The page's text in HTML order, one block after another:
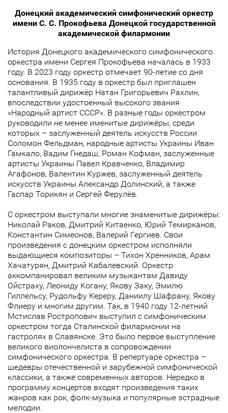
Донецкий академический симфонический оркестр
имени С. С. Прокофьева Донецкой государственной
академической филармонии
История Донецкого академического симфонического
оркестра имени Сергея Прокофьева началась в 1933
году. В 2023 году оркестр отмечает 90-летие со дня
основания. В 1935 году в оркестр был приглашен
талантливый дирижёр Натан Григорьевич Рахлин,
впоследствии удостоенный высокого звания
«Народный артист СССР». В разные годы оркестром
руководили не менее именитые дирижёры, среди
которых – заслуженный деятель искусств России
Соломон Фельдман, народные артисты Украины Иван
Гамкало, Вадим Гнедаш, Роман Кофман, заслуженные
артисты Украины Павел Кравченко, Владимир
Агафонов, Валентин Куржев, заслуженный деятель
искусств Украины Александр Долинский, а также
Гаспар Торикян и Сергей Ферулёв.
С оркестром выступали многие знаменитые дирижёры:
Николай Раков, Дмитрий Китаенко, Юрий Темирканов,
Константин Симеонов, Валерий Гергиев. Свои
произведения с донецким оркестром исполняли
выдающиеся композиторы – Тихон Хренников, Арам
Хачатурян, Дмитрий Кабалевский. Оркестр
аккомпанировал великим музыкантам Давиду
Ойстраху, Леониду Когану, Якову Заку, Эмилю
Гиллельсу, Рудольфу Кереру, Даниилу Шафрану, Якову
Флиеру и многим другим. Так, в 1940 году 12-летний
Мстислав Ростропович выступил с симфоническим
оркестром тогда Сталинской филармонии на
гастролях в Славянске. Это было первое выступление
великого виолончелиста в сопровождении
симфонического оркестра. В репертуаре оркестра –
шедевры отечественной и зарубежной симфонической
классики, а также современных авторов. Нередко в
программу концертов входят произведения таких
жанров как рок, фолк-музыка и популярные эстрадные
мелодии.